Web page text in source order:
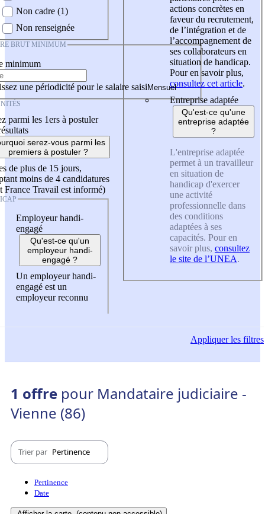
Non cadre (1)
Non renseignée
BRUT MINIMUM
minimum
une périodicité pour le salaire saisi
parmi les 1ers à postuler
serez-vous parmi les
premiers à postuler ?
de plus de 15 jours,
moins de 4 candidatures
France Travail est informé)
Employeur handi-
engagé
Qu'est-ce qu'un
employeur handi-
engagé ?
Un employeur handi-
engagé est un
employeur reconnu
actions concrètes en
faveur du recrutement,
de l’intégration et de
l’accompagnement de
ses collaborateurs en
situation de handicap.
Pour en savoir plus,
consultez cet article.
Entreprise adaptée
Qu'est-ce qu'une
entreprise adaptée
?
L'entreprise adaptée
permet à un travailleur
en situation de
handicap d'exercer
une activité
professionnelle dans
des conditions
adaptées à ses
capacités. Pour en
savoir plus, consultez
le site de l’UNEA.
Appliquerles filtres
1 offre pour Mandataire judiciaire -
Vienne (86)
Trier par Pertinence
Pertinence
Date